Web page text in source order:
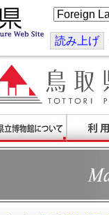
こ
の
ジ
を
翻
訳
す
る
読み上げ